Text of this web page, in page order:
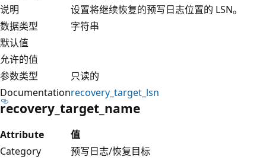
说明
设置将继续恢复的预写日志位置的 LSN。
数据类型
字符串
默认值
允许的值
参数类型
只读的
Documentationrecovery_target_lsn
recovery_target_name
Attribute
值
Category
预写日志/恢复目标